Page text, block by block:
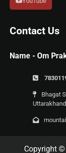
Contact Us
Name - Om
Bhagat
Uttarakhand
Copyright